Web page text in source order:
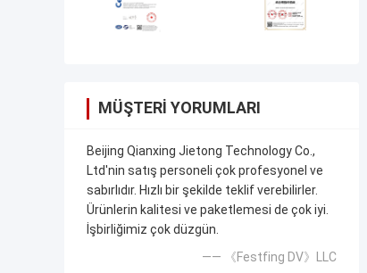
MÜŞTERI YORUMLARI
Beijing Qianxing Jietong Technology Co.,
Ltd'nin satış personeli çok profesyonel ve
sabırlıdır. Hızlı bir şekilde teklif verebilirler.
Ürünlerin kalitesi ve paketlemesi de çok iyi.
İşbirliğimiz çok düzgün.
—— 《Festfing DV》LLC